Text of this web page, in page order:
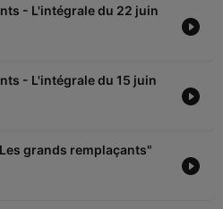
- L'intégrale du 22 juin
- L'intégrale du 15 juin
grands remplaçants"